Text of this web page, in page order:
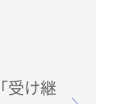
受け継